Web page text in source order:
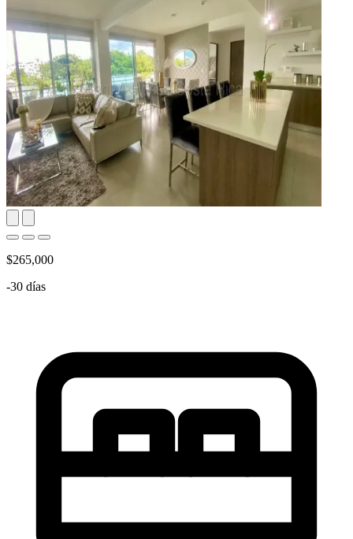
$265,000
-30 días